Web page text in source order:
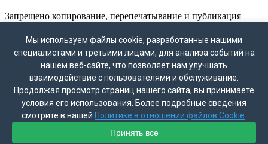
Запрещено копирование, перепечатывание и публикация
ВНИМАНИЕ!
Мессенджер WhatsApp принадлежат компании Meta Platforms
Inc., деятельность которой признана экстремистской и
запрещена на территории России.
Контакты
+7 (495) 772–69–76
+7 (926) 402–71–97
info@psymama.ru
Политика конфиденциальности
Поддержка сайта - Колесников Д.Б.
Мы используем файлы cookie, разработанные нашими
специалистами и третьими лицами, для анализа событий на
нашем веб-сайте, что позволяет нам улучшать
взаимодействие с пользователями и обслуживание.
Продолжая просмотр страниц нашего сайта, вы принимаете
условия его использования. Более подробные сведения
смотрите в нашей Политике в отношении файлов Cookie
Принять все